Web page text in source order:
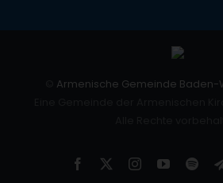
Armenische Gemeinde Baden-
Facebook InstagramYouTube